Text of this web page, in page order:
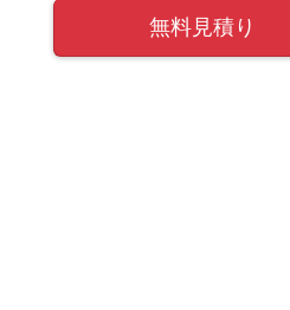
無料見積り